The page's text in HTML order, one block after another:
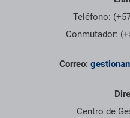
Teléfono:
Conmutador:
Correo:
Centro de